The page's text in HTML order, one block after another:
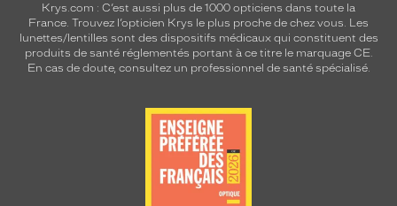
Krys.com : C’est aussi plus de 1000 opticiens dans toute la
France. Trouvez l’opticien Krys le plus proche de chez vous . Les
lunettes/lentilles sont des dispositifs médicaux qui constituent des
produits de santé réglementés portant à ce titre le marquage CE.
En cas de doute, consultez un professionnel de santé spécialisé.